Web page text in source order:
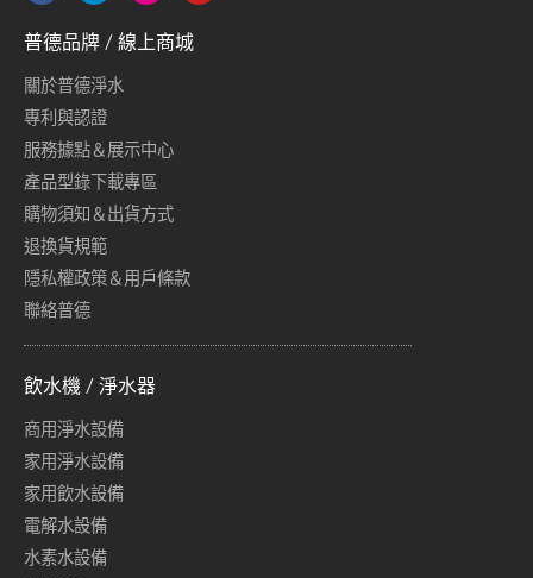
普德品牌 / 線上商城
關於普德淨水
專利與認證
服務據點＆展示中心
產品型錄下載專區
購物須知＆出貨方式
退換貨規範
隱私權政策＆用戶條款
聯絡普德
飲水機 / 淨水器
商用淨水設備
家用淨水設備
家用飲水設備
電解水設備
水素水設備